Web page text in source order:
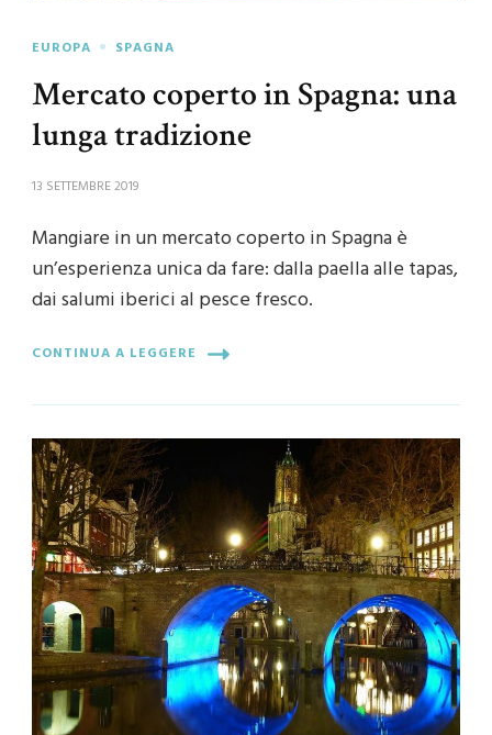
EUROPA SPAGNA
Mercato coperto in Spagna: una
lunga tradizione
13 SETTEMBRE 2019
Mangiare in un mercato coperto in Spagna è
un’esperienza unica da fare: dalla paella alle tapas,
dai salumi iberici al pesce fresco.
CONTINUA A LEGGERE